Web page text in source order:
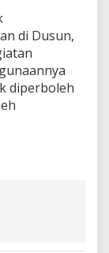
di Dusun,
diperboleh